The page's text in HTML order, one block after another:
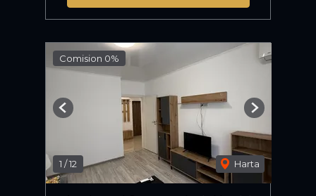
Comision 0%
1 /12 Harta
Previous Next